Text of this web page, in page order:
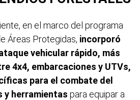
en el marco del programa
Áreas Protegidas, incorporó
vehicular rápido, más
4x4, embarcaciones y UTVs,
para el combate del
y herramientas para equipar a